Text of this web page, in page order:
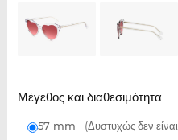
Μέγεθος και διαθεσιμότητα
57 mm (Δυστυχώς δεν